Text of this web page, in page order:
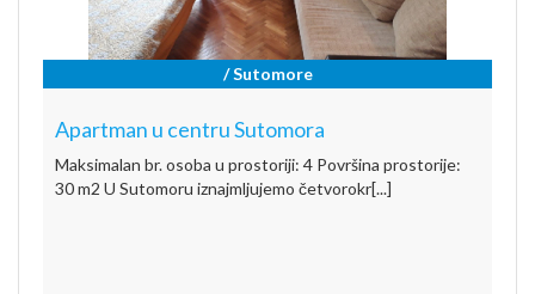
/ Sutomore
Apartman u centru Sutomora
Maksimalan br. osoba u prostoriji: 4 Površina prostorije:
30 m2 U Sutomoru iznajmljujemo četvorokr[...]